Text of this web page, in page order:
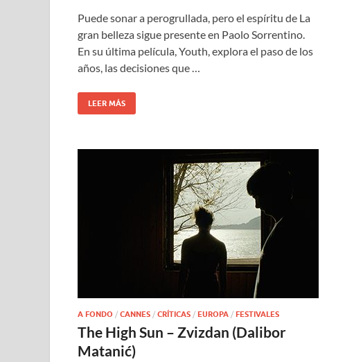
Puede sonar a perogrullada, pero el espíritu de La
gran belleza sigue presente en Paolo Sorrentino.
En su última película, Youth, explora el paso de los
años, las decisiones que …
LEER MÁS
A FONDO / CANNES / CRÍTICAS / EUROPA / FESTIVALES
The High Sun – Zvizdan (Dalibor
Matanić)